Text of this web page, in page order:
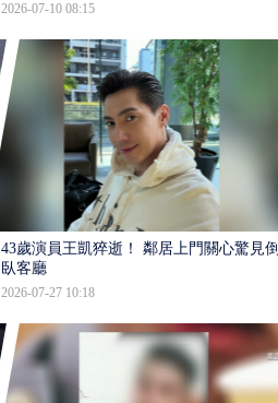
2026-07-10 08:15
43歲演員王凱猝逝！ 鄰居上門關心驚見倒
臥客廳
2026-07-27 10:18